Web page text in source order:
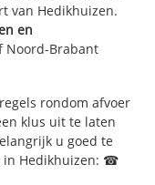
van Hedikhuizen.
en
Noord-Brabant
rondom afvoer
klus uit te laten
u goed te
in Hedikhuizen: ☎